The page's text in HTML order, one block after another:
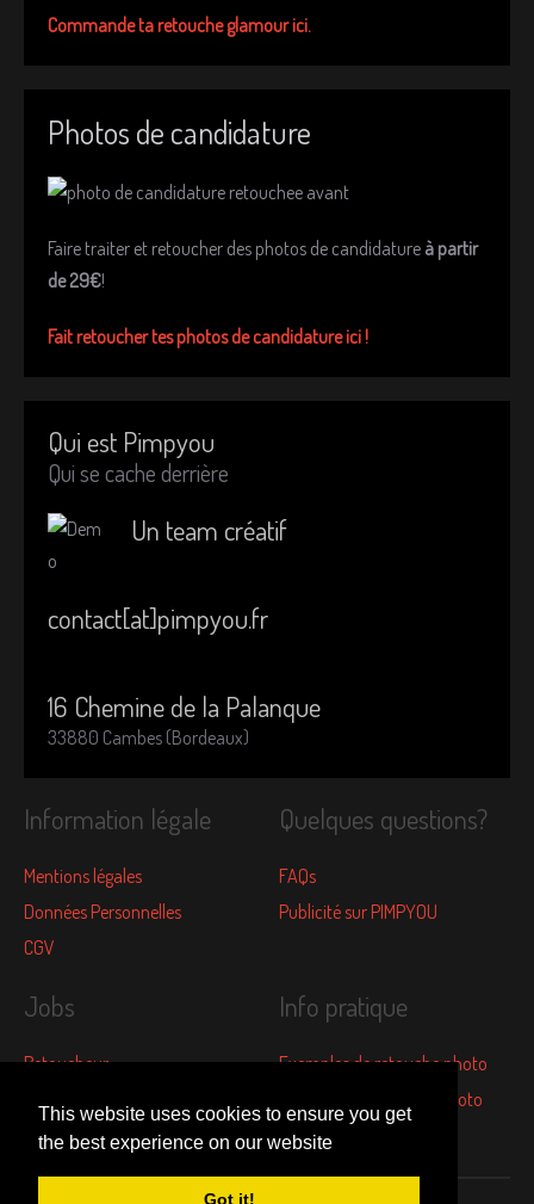
This website uses cookies to ensure you get
the best experience on our website
Got it!
Commande ta retouche glamour ici.
Photos de candidature
Faire traiter et retoucher des photos de candidature à partir
de 29€!
Fait retoucher tes photos de candidature ici !
Qui est Pimpyou
Qui se cache derrière
Un team créatif
contact[at]pimpyou.fr
16 Chemine de la Palanque
33880 Cambes (Bordeaux)
Information légale
Mentions légales
Données Personnelles
CGV
Quelques questions?
FAQs
Publicité sur PIMPYOU
Jobs
Retoucheur
Marketing global
Info pratique
Exemples de retouche photo
Les tarifs de retouche photo
Avis clients